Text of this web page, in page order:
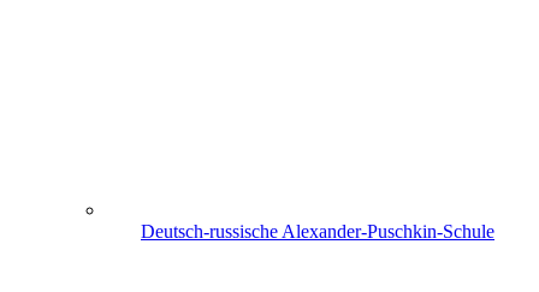
Deutsch-russische Alexander-Puschkin-Schule